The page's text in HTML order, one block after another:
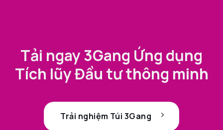
Tải ngay 3Gang Ứng dụng
Tích lũy Đầu tư thông minh
Trải nghiệm Túi 3Gang